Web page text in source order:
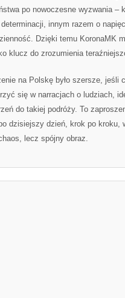
po nowoczesne wyzwania –
innym razem o
Dzięki temu KoronaMK
klucz do zrozumienia
na Polskę było szersze, jeśli
się w narracjach o ludziach,
do takiej podróży. To
dzisiejszy dzień, krok po kroku,
lecz spójny obraz.